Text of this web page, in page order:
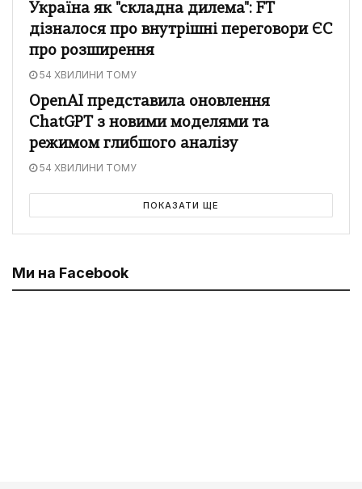
Україна як "складна дилема": FT
дізналося про внутрішні переговори ЄС
про розширення
54 ХВИЛИНИ ТОМУ
OpenAI представила оновлення
ChatGPT з новими моделями та
режимом глибшого аналізу
54 ХВИЛИНИ ТОМУ
ПОКАЗАТИ ЩЕ
Ми на Facebook